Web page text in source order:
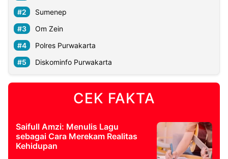
Sumenep
Om Zein
Polres Purwakarta
Diskominfo Purwakarta
CEK FAKTA
Saifull Amzi: Menulis Lagu
sebagai Cara Merekam Realitas
Kehidupan